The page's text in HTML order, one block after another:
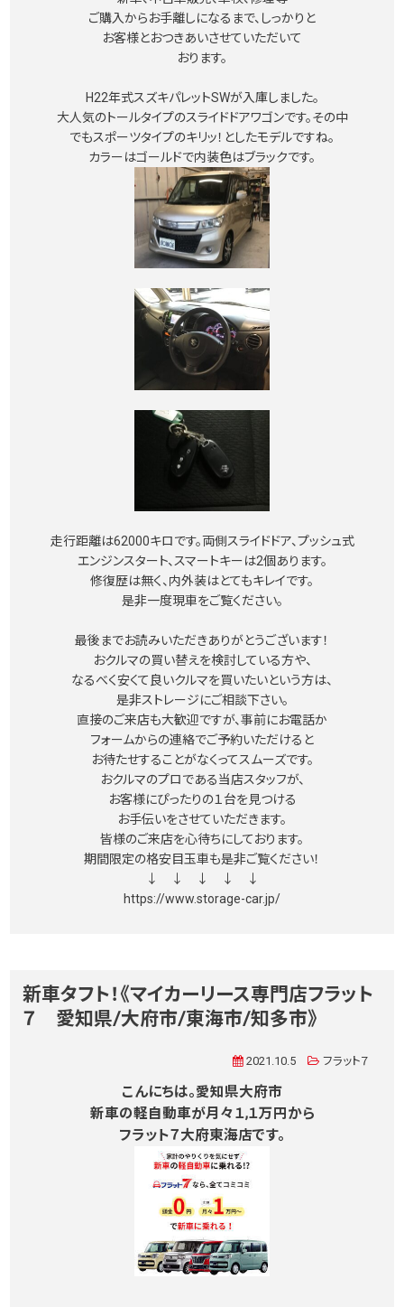
ご購入からお手離しになるまで、しっかりと
お客様とおつきあいさせていただいて
おります。
H22年式スズキパレットSWが入庫しました。
大人気のトールタイプのスライドドアワゴンです。その中
でもスポーツタイプのキリッ！としたモデルですね。
カラーはゴールドで内装色はブラックです。
走行距離は62000キロです。両側スライドドア、プッシュ式
エンジンスタート、スマートキーは2個あります。
修復歴は無く、内外装はとてもキレイです。
是非一度現車をご覧ください。
最後までお読みいただきありがとうございます！
おクルマの買い替えを検討している方や、
なるべく安くて良いクルマを買いたいという方は、
是非ストレージにご相談下さい。
直接のご来店も大歓迎ですが、事前にお電話か
フォームからの連絡でご予約いただけると
お待たせすることがなくってスムーズです。
おクルマのプロである当店スタッフが、
お客様にぴったりの１台を見つける
お手伝いをさせていただきます。
皆様のご来店を心待ちにしております。
期間限定の格安目玉車も是非ご覧ください！
↓ ↓ ↓ ↓ ↓
https://www.storage-car.jp/
新車タフト！《マイカーリース専門店フラット
７ 愛知県/大府市/東海市/知多市》
2021.10.5 フラット７
こんにちは。愛知県大府市
新車の軽自動車が月々１,１万円から
フラット７大府東海店です。